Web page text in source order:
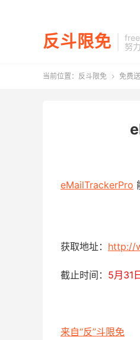
反斗限免
努
当前位置： 反斗限免  免费送
eMailTrackerPro
获取地址： http://
截止时间： 5月31
来自“反”斗限免